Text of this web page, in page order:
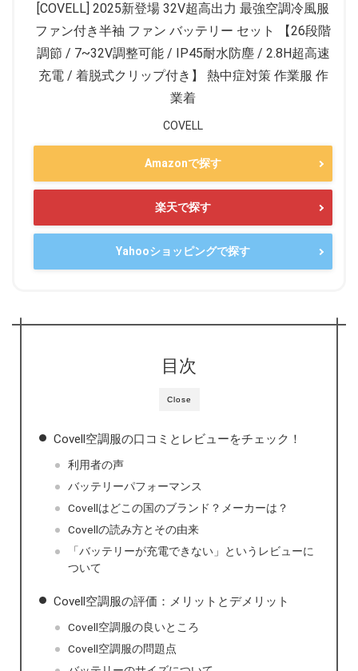
[COVELL] 2025新登場 32V超高出力 最強空調冷風服
ファン付き半袖 ファン バッテリー セット 【26段階
調節 / 7~32V調整可能 / IP45耐水防塵 / 2.8H超高速
充電 / 着脱式クリップ付き】 熱中症対策 作業服 作
業着
COVELL
Amazonで探す
楽天で探す
Yahooショッピングで探す
Close
目次
Covell空調服の口コミとレビューをチェック！
利用者の声
バッテリーパフォーマンス
Covellはどこの国のブランド？メーカーは？
Covellの読み方とその由来
「バッテリーが充電できない」というレビューに
ついて
Covell空調服の評価：メリットとデメリット
Covell空調服の良いところ
Covell空調服の問題点